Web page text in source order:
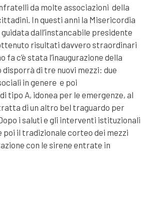
da molte associazioni della
In questi anni la Misericordia
dall’instancabile presidente
risultati davvero straordinari
fa c’è stata l’inaugurazione della
disporrà di tre nuovi mezzi: due
in genere e poi
tipo A, idonea per le emergenze, al
di un altro bel traguardo per
i saluti e gli interventi istituzionali
poi il tradizionale corteo dei mezzi
con le sirene entrate in